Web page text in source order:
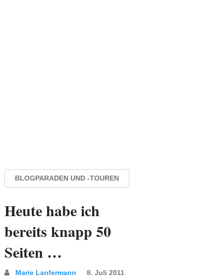
BLOGPARADEN UND -TOUREN
Heute habe ich
bereits knapp 50
Seiten …
Marie Lanfermann
8. Juli 2011